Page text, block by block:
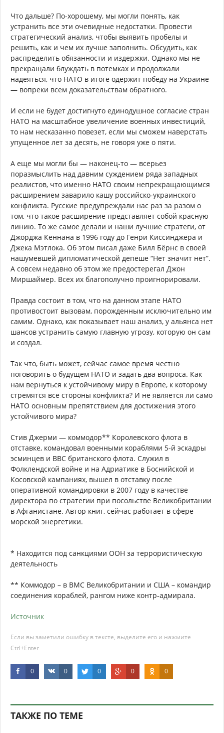
Что дальше? По-хорошему, мы могли понять, как
устранить все эти очевидные недостатки. Провести
стратегический анализ, чтобы выявить пробелы и
решить, как и чем их лучше заполнить. Обсудить, как
распределить обязанности и издержки. Однако мы не
прекращали блуждать в потемках и продолжали
надеяться, что НАТО в итоге одержит победу на Украине
— вопреки всем доказательствам обратного.
И если не будет достигнуто единодушное согласие стран
НАТО на масштабное увеличение военных инвестиций,
то нам несказанно повезет, если мы сможем наверстать
упущенное лет за десять, не говоря уже о пяти.
А еще мы могли бы — наконец-то — всерьез
поразмыслить над давним суждением ряда западных
реалистов, что именно НАТО своим непрекращающимся
расширением заварило кашу российско-украинского
конфликта. Русские предупреждали нас раз за разом о
том, что такое расширение представляет собой красную
линию. То же самое делали и наши лучшие стратеги, от
Джорджа Кеннана в 1996 году до Генри Киссинджера и
Джека Мэтлока. Об этом писал даже Билл Бёрнс в своей
нашумевшей дипломатической депеше “Нет значит нет”.
А совсем недавно об этом же предостерегал Джон
Миршаймер. Всех их благополучно проигнорировали.
Правда состоит в том, что на данном этапе НАТО
противостоит вызовам, порожденным исключительно им
самим. Однако, как показывает наш анализ, у альянса нет
шансов устранить самую главную угрозу, которую он сам
и создал.
Так что, быть может, сейчас самое время честно
поговорить о будущем НАТО и задать два вопроса. Как
нам вернуться к устойчивому миру в Европе, к которому
стремятся все стороны конфликта? И не является ли само
НАТО основным препятствием для достижения этого
устойчивого мира?
Стив Джерми — коммодор** Королевского флота в
отставке, командовал военными кораблями 5-й эскадры
эсминцев и ВВС британского флота. Служил в
Фолклендской войне и на Адриатике в Боснийской и
Косовской кампаниях, вышел в отставку после
оперативной командировки в 2007 году в качестве
директора по стратегии при посольстве Великобритании
в Афганистане. Автор книг, сейчас работает в сфере
морской энергетики.
* Находится под санкциями ООН за террористическую
деятельность
** Коммодор – в ВМС Великобритании и США – командир
соединения кораблей, рангом ниже контр-адмирала.
Источник
Если вы заметили ошибку в тексте, выделите его и нажмите
Ctrl+Enter
0 0 0 0 0
ТАКЖЕ ПО ТЕМЕ